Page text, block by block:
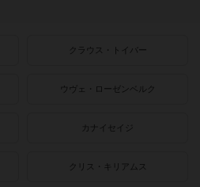
クラウス・トイバー
ウヴェ・ローゼンベルク
カナイセイジ
クリス・キリアムス